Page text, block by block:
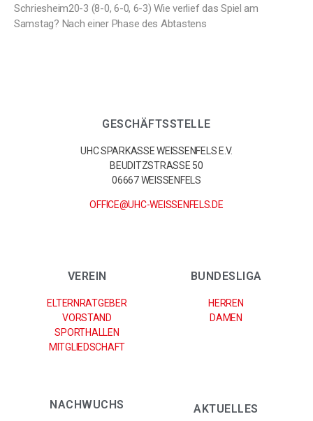
Schriesheim20-3 (8-0, 6-0, 6-3) Wie verlief das Spiel am
Samstag? Nach einer Phase des Abtastens
GESCHÄFTSSTELLE
UHC SPARKASSE WEISSENFELS E.V.
BEUDITZSTRASSE 50
06667 WEISSENFELS
OFFICE@UHC-WEISSENFELS.DE
VEREIN
ELTERNRATGEBER
VORSTAND
SPORTHALLEN
MITGLIEDSCHAFT
BUNDESLIGA
HERREN
DAMEN
NACHWUCHS
AKTUELLES